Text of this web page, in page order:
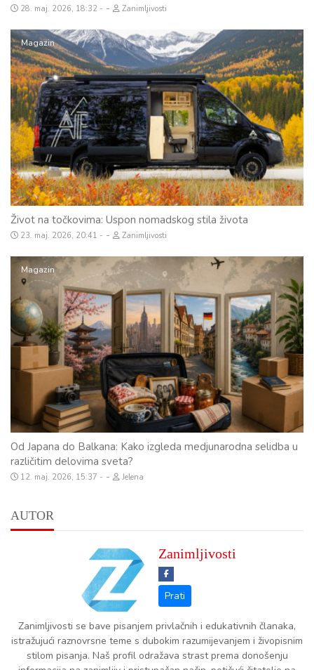
28. maj. 2026, 18:32 - Zanimljivosti
Magazin
Život na točkovima: Uspon nomadskog stila života
23. maj. 2026, 20:41 - Zanimljivosti
Magazin
Od Japana do Balkana: Kako izgleda medjunarodna selidba u
različitim delovima sveta?
12. maj. 2026, 15:37 - Jelena
AUTOR
Zanimljivosti
Zanimljivosti se bave pisanjem privlačnih i edukativnih članaka,
istražujući raznovrsne teme s dubokim razumijevanjem i živopisnim
stilom pisanja. Naš profil odražava strast prema donošenju